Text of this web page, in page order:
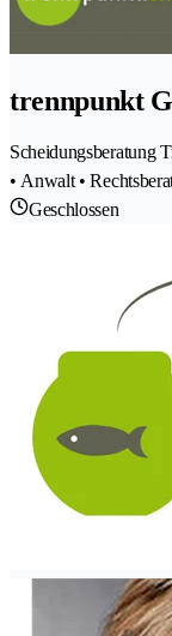
trennpunkt
Scheidungsberatung
• Anwalt •
Geschlossen